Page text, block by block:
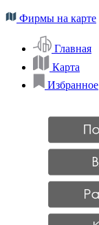
Фирмы на карте
Главная
Карта
Избранное